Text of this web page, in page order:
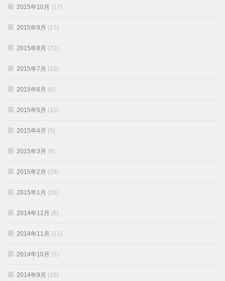
2015年10月 (17)
2015年9月 (17)
2015年8月 (23)
2015年7月 (10)
2015年6月 (6)
2015年5月 (10)
2015年4月 (5)
2015年3月 (9)
2015年2月 (29)
2015年1月 (26)
2014年12月 (6)
2014年11月 (11)
2014年10月 (7)
2014年9月 (16)